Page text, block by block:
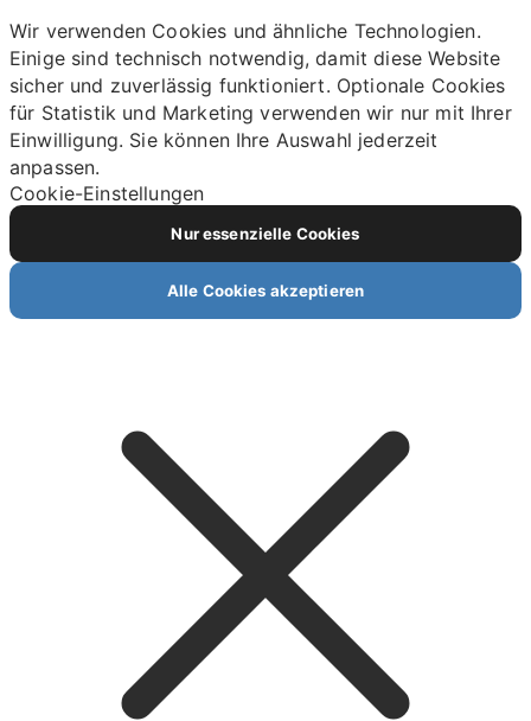
Wir verwenden Cookies und ähnliche Technologien.
Einige sind technisch notwendig, damit diese Website
sicher und zuverlässig funktioniert. Optionale Cookies
für Statistik und Marketing verwenden wir nur mit Ihrer
Einwilligung. Sie können Ihre Auswahl jederzeit
anpassen.
Cookie-Einstellungen
Nur essenzielle Cookies
Alle Cookies akzeptieren